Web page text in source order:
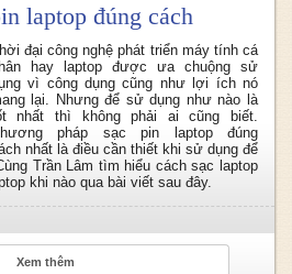
laptop đúng cách
đại công nghệ phát triển máy tính cá
hay laptop được ưa chuộng sử
vì công dụng cũng như lợi ích nó
lại. Nhưng để sử dụng như nào là
nhất thì không phải ai cũng biết.
pháp sạc pin laptop đúng
nhất là điều cần thiết khi sử dụng để
Trần Lâm tìm hiểu cách sạc laptop
khi nào qua bài viết sau đây.
Xem thêm